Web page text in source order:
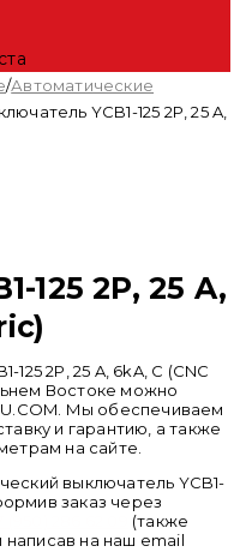
/Автоматические
YCB1-125 2P, 25 A,
125 2P, 25 A,
2P, 25 A, 6kA, C (CNC
Востоке можно
Мы обеспечиваем
и гарантию, а также
на сайте.
выключатель YCB1-
заказ через
(также
написав на наш email